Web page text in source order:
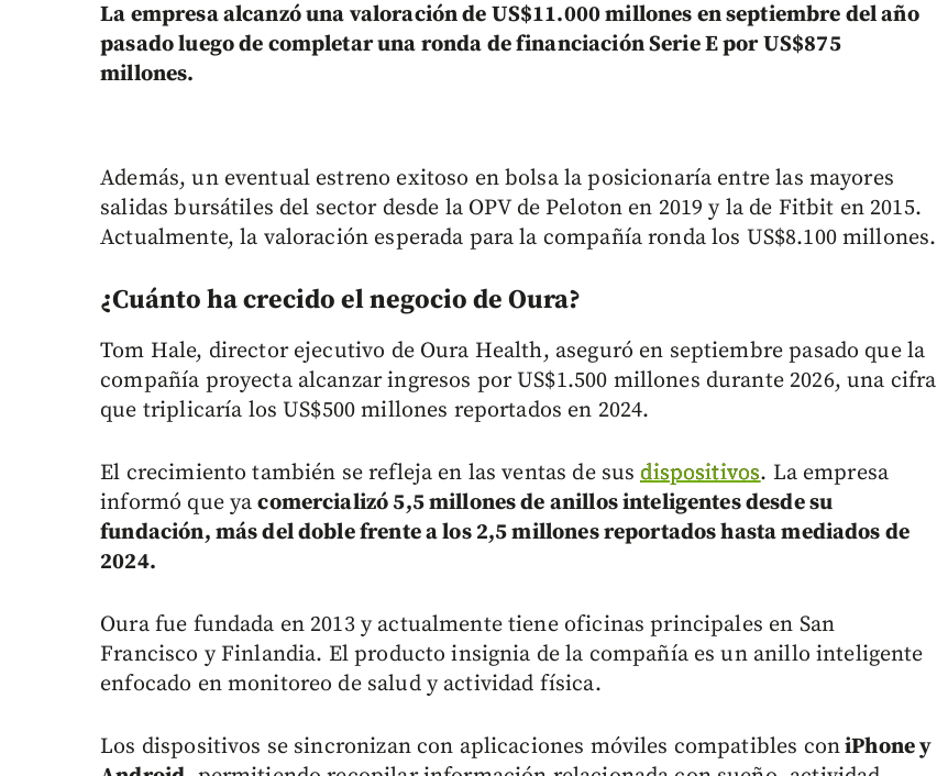
La empresa alcanzó una valoración de US$11.000 millones en septiembre del año
pasado luego de completar una ronda de financiación Serie E por US$875
millones.
Además, un eventual estreno exitoso en bolsa la posicionaría entre las mayores
salidas bursátiles del sector desde la OPV de Peloton en 2019 y la de Fitbit en 2015.
Actualmente, la valoración esperada para la compañía ronda los US$8.100 millones.
¿Cuánto ha crecido el negocio de Oura?
Tom Hale, director ejecutivo de Oura Health, aseguró en septiembre pasado que la
compañía proyecta alcanzar ingresos por US$1.500 millones durante 2026, una cifra
que triplicaría los US$500 millones reportados en 2024.
El crecimiento también se refleja en las ventas de susdispositivos. La empresa
informó que yacomercializó 5,5 millones de anillos inteligentes desde su
fundación, más del doble frente a los 2,5 millones reportados hasta mediados de
2024.
Oura fue fundada en 2013 y actualmente tiene oficinas principales en San
Francisco y Finlandia. El producto insignia de la compañía es un anillo inteligente
enfocado en monitoreo de salud y actividad física.
Los dispositivos se sincronizan con aplicaciones móviles compatibles coniPhone y